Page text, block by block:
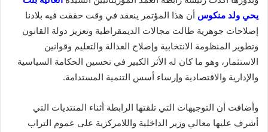
يحي ولد منكوس أن هذا المؤتمر ينعقد في وقت حققت فيه بلادنا
إصلاحات جوهرية طالت مجالات الديمقراطية وتعزيز دولة القانون
وتطوير المنظومة الانتخابية وإصلاح العدالة والتعليم وقوانين
الاستثمار، وهو ما كان له الأثر الكبير في تحسين الحكامة السياسية
والإدارية والاقتصادية وإرساء أسس التنمية المستدامة.
وأضافت أن التوجيهات التي تلقتها الرابطة أثناء المنتديات التي
أشرف عليها معالي وزير الداخلية واللامركزية على عموم التراب